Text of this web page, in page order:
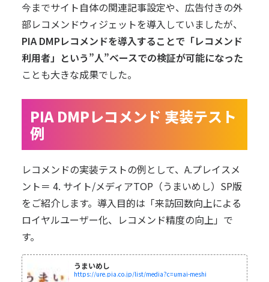
今までサイト自体の関連記事設定や、広告付きの外
部レコメンドウィジェットを導入していましたが、
PIA DMPレコメンドを導入することで「レコメンド
利用者」という”人”ベースでの検証が可能になった
ことも大きな成果でした。
PIA DMPレコメンド 実装テスト
例
レコメンドの実装テストの例として、A.プレイスメ
ント＝ 4. サイト/メディアTOP （うまいめし） SP版
をご紹介します。導入目的は「来訪回数向上による
ロイヤルユーザー化、レコメンド精度の向上」で
す。
うまいめし
https://ure.pia.co.jp/list/media?c=umai-meshi